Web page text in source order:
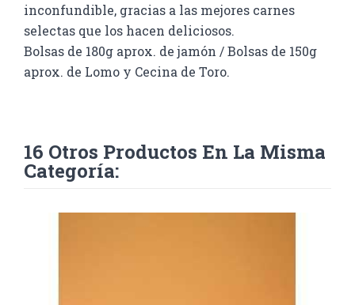
inconfundible, gracias a las mejores carnes
selectas que los hacen deliciosos.
Bolsas de 180g aprox. de jamón /Bolsas de 150g
aprox. de Lomo y Cecina de Toro.
16 Otros Productos En La Misma
Categoría: